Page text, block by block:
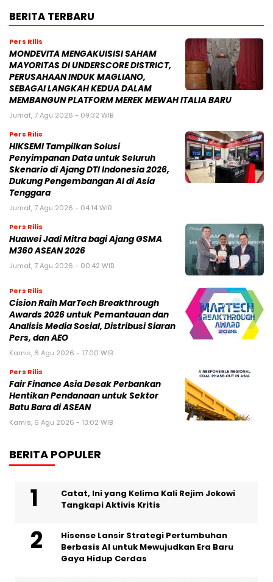
BERITA TERBARU
Pers Rilis
MONDEVITA MENGAKUISISI SAHAM
MAYORITAS DI UNDERSCORE DISTRICT,
PERUSAHAAN INDUK MAGLIANO,
SEBAGAI LANGKAH KEDUA DALAM
MEMBANGUN PLATFORM MEREK MEWAH ITALIA BARU
Jumat, 7 Agu 2026 - 09:32 WIB
Pers Rilis
HIKSEMI Tampilkan Solusi
Penyimpanan Data untuk Seluruh
Skenario di Ajang DTI Indonesia 2026,
Dukung Pengembangan AI di Asia
Tenggara
Jumat, 7 Agu 2026 - 04:14 WIB
Pers Rilis
Huawei Jadi Mitra bagi Ajang GSMA
M360 ASEAN 2026
Jumat, 7 Agu 2026 - 00:42 WIB
Pers Rilis
Cision Raih MarTech Breakthrough
Awards 2026 untuk Pemantauan dan
Analisis Media Sosial, Distribusi Siaran
Pers, dan AEO
Kamis, 6 Agu 2026 - 17:00 WIB
Pers Rilis
Fair Finance Asia Desak Perbankan
Hentikan Pendanaan untuk Sektor
Batu Bara di ASEAN
Kamis, 6 Agu 2026 - 13:02 WIB
BERITA POPULER
Catat, Ini yang Kelima Kali Rejim Jokowi
Tangkapi Aktivis Kritis
Hisense Lansir Strategi Pertumbuhan
Berbasis AI untuk Mewujudkan Era Baru
Gaya Hidup Cerdas